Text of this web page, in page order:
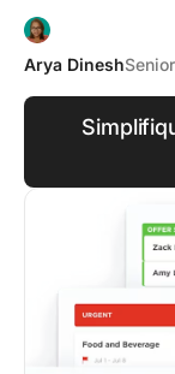
Arya Dinesh